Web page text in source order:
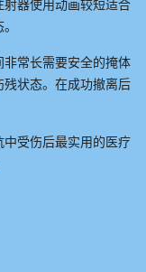
器使用动画较短适合
常长需要安全的掩体
状态。在成功撤离后
受伤后最实用的医疗